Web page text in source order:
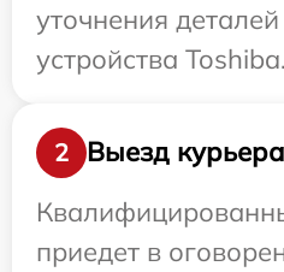
уточнения
устройства Toshiba.
2
Выезд
приедет в